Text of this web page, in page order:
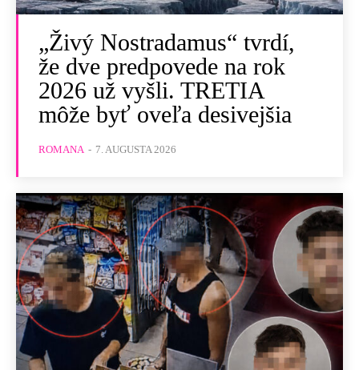
„Živý Nostradamus“ tvrdí,
že dve predpovede na rok
2026 už vyšli. TRETIA
môže byť oveľa desivejšia
ROMANA - 7. AUGUSTA 2026